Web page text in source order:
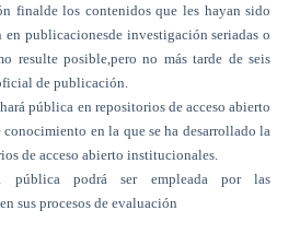
finalde los contenidos que les hayan sido
en publicacionesde investigación seriadas o
resulteposible,pero no más tarde de seis
depublicación.
pública en repositorios de acceso abierto
en la que se ha desarrollado la
de acceso abierto institucionales.
pública podrá ser empleada por las
sus procesos de evaluación